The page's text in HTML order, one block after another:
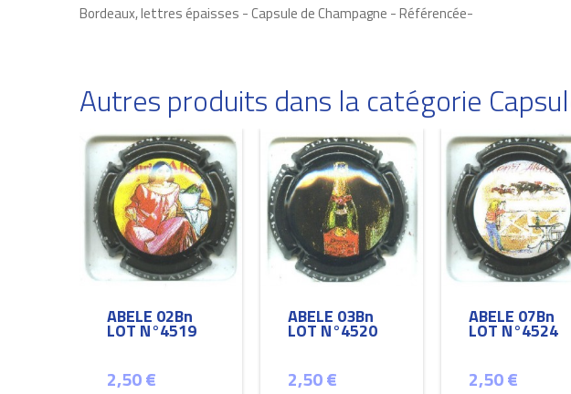
Bordeaux, lettres épaisses - Capsule de Champagne - Référencée-
Autres produits dans la catégorie
ABELE 02Bn
LOT N°4519
2,50 €
ABELE 03Bn
LOT N°4520
2,50 €
ABELE 07Bn
LOT N°4524
2,50 €